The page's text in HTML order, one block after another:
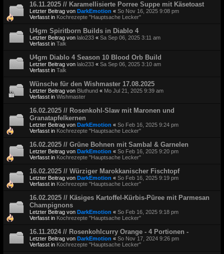
16.11.2025 // Karamellisierte Porree Suppe mit Käsetoast
Letzter Beitrag von DarkEmotion « So Nov 16, 2025 9:08 pm
Verfasst in Kochrezepte "Hauptsache Lecker"
U4gm Spiritborn Builds in Diablo 4
Letzter Beitrag von lalo233 « Sa Sep 06, 2025 3:11 am
Verfasst in Talk
U4gm Diablo 4 Season 10 Blood Orb Build
Letzter Beitrag von lalo233 « Sa Sep 06, 2025 3:10 am
Verfasst in Talk
Wünsche für den Wishmaster 17.08.2025
Letzter Beitrag von Bluthund « Mo Jul 21, 2025 9:39 am
Verfasst in Wishmaster
16.02.2025 // Rosenkohl-Slaw mit Maronen und
Granatapfelkernen
Letzter Beitrag von DarkEmotion « So Feb 16, 2025 9:24 pm
Verfasst in Kochrezepte "Hauptsache Lecker"
16.02.2025 // Grüne Bohnen mit Sambal & Garnelen
Letzter Beitrag von DarkEmotion « So Feb 16, 2025 9:20 pm
Verfasst in Kochrezepte "Hauptsache Lecker"
16.02.2025 // Würziger Marokkanischer Fischtopf
Letzter Beitrag von DarkEmotion « So Feb 16, 2025 9:19 pm
Verfasst in Kochrezepte "Hauptsache Lecker"
16.02.2025 // Käsiges Kartoffel-Kürbis-Püree mit Parmesan
Champignons
Letzter Beitrag von DarkEmotion « So Feb 16, 2025 9:18 pm
Verfasst in Kochrezepte "Hauptsache Lecker"
16.11.2024 // Rosenkohlcurry Orange - 4 Portionen -
Letzter Beitrag von DarkEmotion « So Nov 17, 2024 9:26 pm
Verfasst in Kochrezepte "Hauptsache Lecker"